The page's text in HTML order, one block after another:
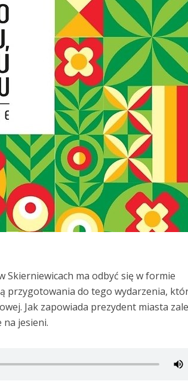
Skierniewicach ma odbyć się w formie
przygotowania do tego wydarzenia,
Jak zapowiada prezydent miasta
na jesieni.